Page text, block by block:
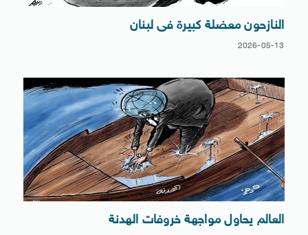
النازحون معضلة كبيرة فى لبنان
2026-05-13
العالم يحاول مواجهة خروفات الهدنة